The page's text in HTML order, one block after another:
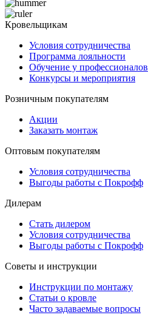
Кровельщикам
Условия сотрудничества
Программа лояльности
Обучение у профессионалов
Конкурсы и мероприятия
Розничным покупателям
Акции
Заказать монтаж
Оптовым покупателям
Условия сотрудничества
Выгоды работы с Покрофф
Дилерам
Стать дилером
Условия сотрудничества
Выгоды работы с Покрофф
Советы и инструкции
Инструкции по монтажу
Статьи о кровле
Часто задаваемые вопросы